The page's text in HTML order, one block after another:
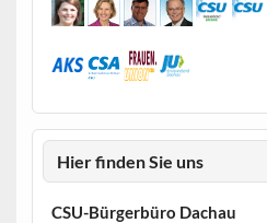
Hier finden Sie uns
CSU-Bürgerbüro Dachau